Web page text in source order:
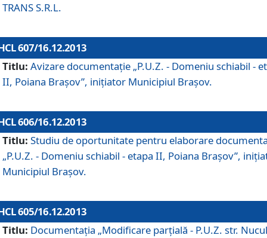
TRANS S.R.L.
607/16.12.2013
Titlu: Avizare documentaţie „P.U.Z. - Domeniu schiabil -
II, Poiana Braşov”, iniţiator Municipiul Braşov.
606/16.12.2013
Titlu: Studiu de oportunitate pentru elaborare
„P.U.Z. - Domeniu schiabil - etapa II, Poiana Braşov”,
Municipiul Braşov.
605/16.12.2013
Titlu: Documentaţia „Modificare parţială - P.U.Z. str.